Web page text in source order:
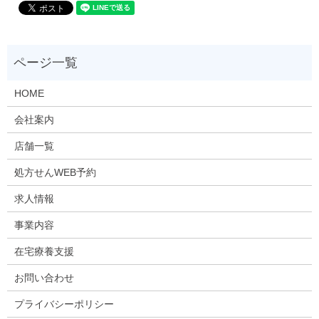
HOME
会社案内
店舗一覧
処方せんWEB予約
求人情報
事業内容
在宅療養支援
お問い合わせ
プライバシーポリシー